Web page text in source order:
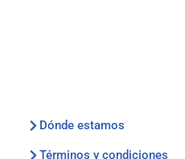
Dónde estamos
Términos y condiciones